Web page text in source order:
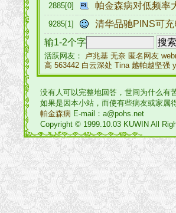
2885[0] 帕金森病对低频率
9285[1]
清华品驰PINS可
输1-2个字
活跃网友： 卢兆基 无奈 匿名网友
高 563442 白云深处 Tina 越帕越坚强
没有人可以完整地回答，世间为什么有
如果是因本小站，而使有些病友或家属
帕金森病 E-mail：a@pohs.net
Copyright © 1999.10.03 KUWIN All